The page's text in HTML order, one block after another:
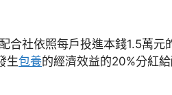
合社依照每戶投進本錢1.5萬元
生包養的經濟效益的20%分紅